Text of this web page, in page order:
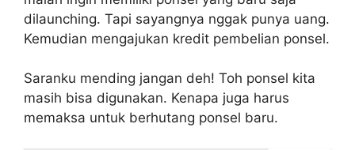
dilaunching. Tapi sayangnya nggak punya uang.
Kemudian mengajukan kredit pembelian ponsel.
Saranku mending jangan deh! Toh ponsel kita
masih bisa digunakan. Kenapa juga harus
memaksa untuk berhutang ponsel baru.